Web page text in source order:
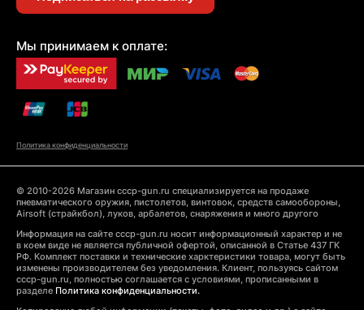
Мы принимаем к оплате:
Политика конфиденциальности
© 2010-2026 Магазин cccp-gun.ru специализируется на продаже
пневматического оружия, пистолетов, винтовок, средств самообороны,
Airsoft (страйкбол), луков, арбалетов, снаряжения и много другого
Информация на сайте cccp-gun.ru носит информационный характер и не
в коем виде не является публичной офертой, описанной в Статье 437 ГК
РФ. Комплект поставки и технические харктеристики товара, могут быть
изменены производителем без уведомления. Клиент, пользуясь сайтом
cccp-gun.ru, полностью соглашается с условиями, прописанными в
разделе Политика конфиденциальности.